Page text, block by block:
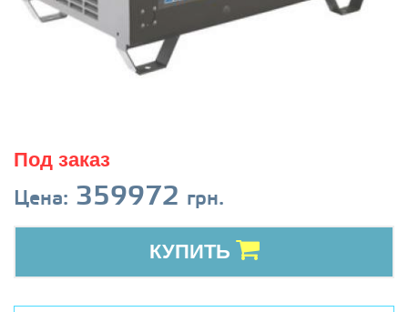
Под заказ
Цена: 359972 грн.
КУПИТЬ